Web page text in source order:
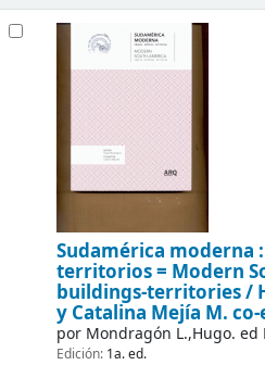
Sudamérica moderna
territorios = Modern
buildings-territories /
y Catalina Mejía M. co-
por Mondragón L.,Hugo.
Edición: 1a. ed.